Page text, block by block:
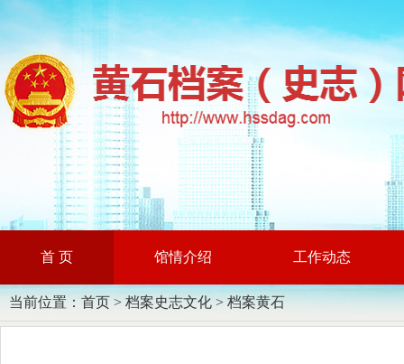
首 页 馆情介绍 工作动态
当前位置： 首页 > 档案史志文化 > 档案黄石